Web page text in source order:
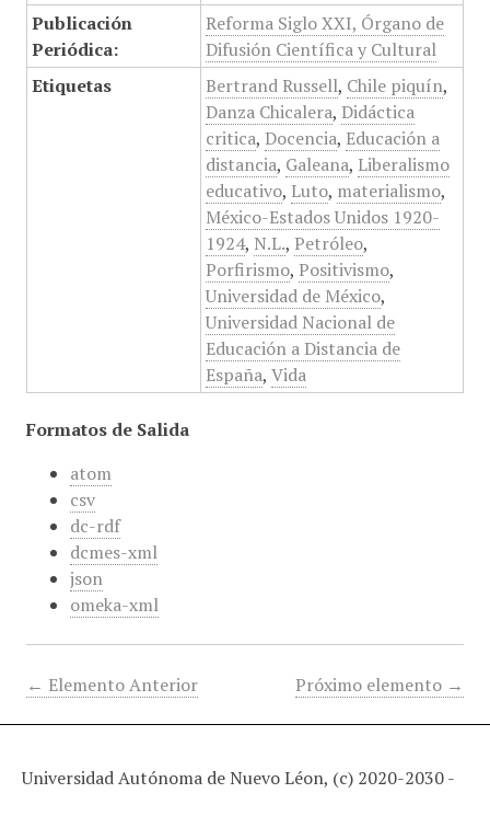
Publicación
Periódica:
Reforma Siglo XXI, Órgano de
Difusión Científica y Cultural
Etiquetas
Bertrand Russell, Chile piquín,
Danza Chicalera, Didáctica
critica, Docencia, Educación a
distancia, Galeana, Liberalismo
educativo, Luto, materialismo,
México-Estados Unidos 1920-
1924, N.L., Petróleo,
Porfirismo, Positivismo,
Universidad de México,
Universidad Nacional de
Educación a Distancia de
España, Vida
Formatos de Salida
atom
csv
dc-rdf
dcmes-xml
json
omeka-xml
← Elemento Anterior Próximo elemento →
Universidad Autónoma de Nuevo Léon, (c) 2020-2030 -